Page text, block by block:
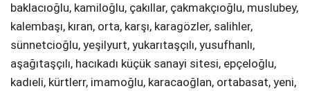
baklacıoğlu, kami̇loğlu, çakıllar, çakmakçıoğlu, muslubey,
kalembaşı, kıran, orta, karşı, karagözler, sali̇hler,
sünnetci̇oğlu, yeşi̇lyurt, yukarıtaşçılı, yusufhanlı,
aşağıtaşçılı, hacıkadı küçük sanayi̇ si̇tesi̇, epçeloğlu,
kadıeli̇, kürtlerr, i̇mamoğlu, karacaoğlan, ortabasat, yeni̇,